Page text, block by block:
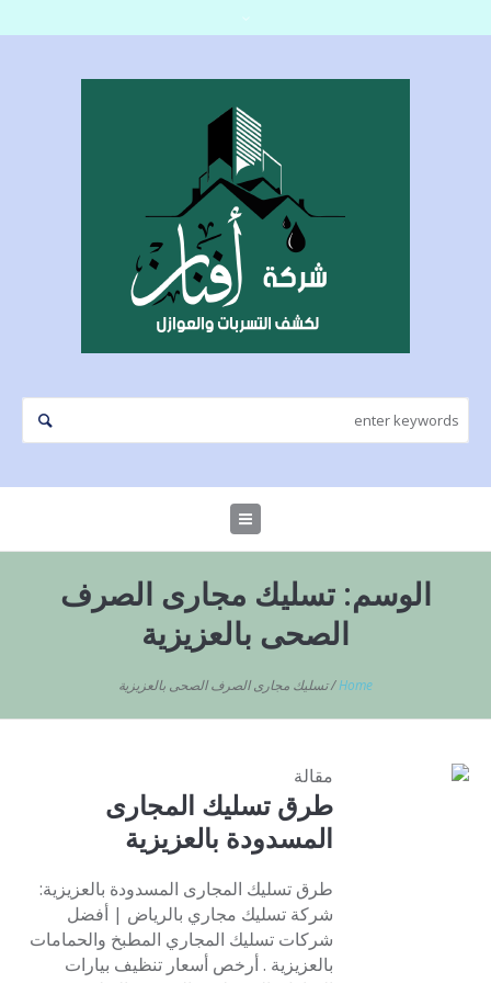
الوسم:تسليك مجارى الصرف
الصحى بالعزيزية
Home
/تسليك مجارى الصرف الصحى بالعزيزية
مقالة
طرق تسليك المجارى
المسدودة بالعزيزية
طرق تسليك المجارى المسدودة بالعزيزية:
شركة تسليك مجاري بالرياض | أفضل
شركات تسليك المجاري المطبخ والحمامات
بالعزيزية . أرخص أسعار تنظيف بيارات